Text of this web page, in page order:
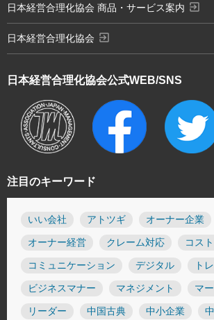
注目のキーワード
いい会社 アトツギ オーナー企業
オーナー経営 クレーム対応 コスト
コミュニケーション デジタル ト
ビジネスマナー マネジメント マ
リーダー 中国古典 中小企業
日本経営合理化協会公式WEB/SNS
日本経営合理化協会 商品・サービス案内 exit_to_app
日本経営合理化協会 exit_to_app